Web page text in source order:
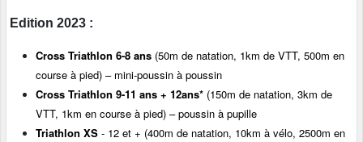
Edition 2023 :
Cross Triathlon 6-8 ans (50m de natation, 1km de VTT, 500m en
course à pied) – mini-poussin à poussin
Cross Triathlon 9-11 ans + 12ans* (150m de natation, 3km de
VTT, 1km en course à pied) – poussin à pupille
Triathlon XS - 12 et + (400m de natation, 10km à vélo, 2500m en